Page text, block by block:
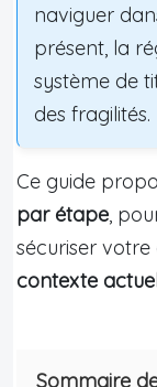
naviguer
présent, la
système de
des fragilités.
Ce guide
par étape,
sécuriser
contexte
Sommaire